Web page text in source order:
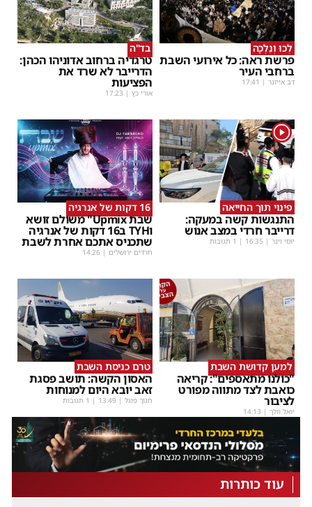
לְכוּ וְנֵלְכָה
פרשת ראה: כל אירועי השבת
ברחבי העיר
דב אייזנר |
17:41
בד"ה
טרגדיה ברחוב אדוניהו הכהן:
הדרייבר לא שרד את
הפציעות
אורי כץ |
17:23
1
פינוי תוך החייאה
התנגשות קשה במעקה:
דרייבר חרדי במצב אנוש
יוסי וינר |
16:35 | 1 תגובות
16 דקות של אנרגיה
שבת Upmix" משולם זושא
וTYH ב16 דקות של אנרגיה
שתכניס אתכם אחרת לשבת
חרדים ירושלים |
14:26
למען קדושת השבת
"כולנו מתאספים": קריאה
כואבת לצד מתווה מפורט
לציבור
יואל וולך |
14:13
טרם כניסת השבת
האסון הקשה: תושב פסגת
זאב יובא היום למנוחות
חנוך פוגל |
13:49 | 1 תגובות
עוד כותרות